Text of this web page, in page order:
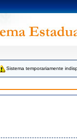
Sistema temporariamente